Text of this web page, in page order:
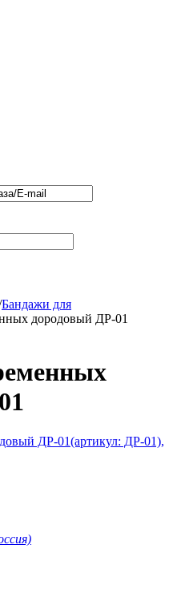
Бандажи для
дородовый ДР-01